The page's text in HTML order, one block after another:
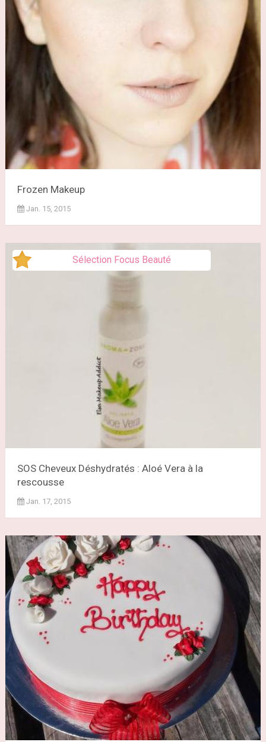
Frozen Makeup
Jan. 15, 2015
Sélection Focus Beauté
SOS Cheveux Déshydratés : Aloé Vera à la
rescousse
Jan. 17, 2015